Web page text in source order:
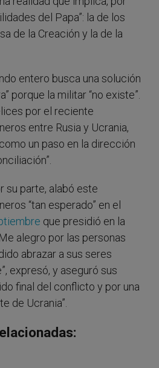
del Papa”: la de los
de la Creación y la de la
entero busca una solución
porque la militar “no existe”.
por el reciente
entre Rusia y Ucrania,
un paso en la dirección
su parte, alabó este
“tan esperado” en el
que presidió en la
alegro por las personas
abrazar a sus seres
expresó, y aseguró sus
final del conflicto y por una
de Ucrania”.